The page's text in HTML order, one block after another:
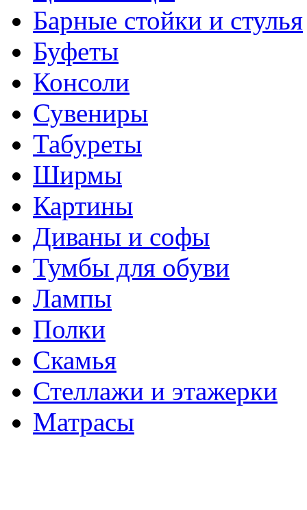
Барные стойки и стулья
Буфеты
Консоли
Сувениры
Табуреты
Ширмы
Картины
Диваны и софы
Тумбы для обуви
Лампы
Полки
Скамья
Стеллажи и этажерки
Матрасы